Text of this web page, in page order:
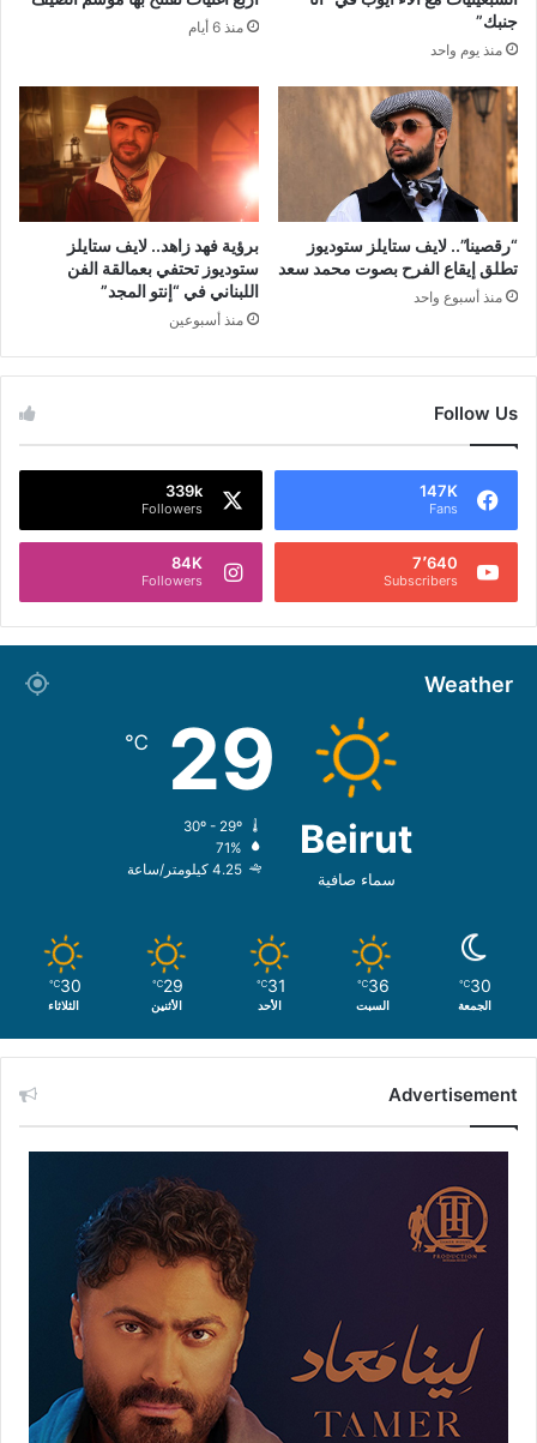
جنبك”
منذ يوم واحد
منذ 6 أيام
“رقصينا”.. لايف ستايلز ستوديوز
تطلق إيقاع الفرح بصوت محمد سعد
منذ أسبوع واحد
برؤية فهد زاهد.. لايف ستايلز
ستوديوز تحتفي بعمالقة الفن
اللبناني في “إنتو المجد”
منذ أسبوعين
Follow Us
147K
Fans
339k
Followers
7٬640
Subscribers
84K
Followers
Weather
Beirut
سماء صافية
29
℃
71%
4.25 كيلومتر/ساعة
30
℃
الجمعة
36
℃
السبت
31
℃
الأحد
29
℃
الأثنين
30
℃
الثلاثاء
Advertisement